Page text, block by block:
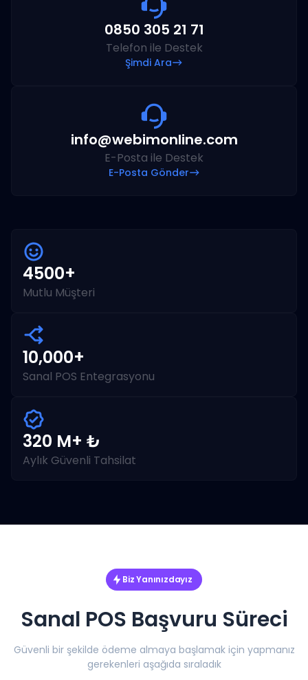
0850 305 21 71
Telefon ile Destek
Şimdi Ara
info@webimonline.com
E-Posta ile Destek
E-Posta Gönder
4500+
Mutlu Müşteri
10,000+
Sanal POS Entegrasyonu
320 M+ ₺
Aylık Güvenli Tahsilat
Biz Yanınızdayız
Sanal POS Başvuru Süreci
Güvenli bir şekilde ödeme almaya başlamak için yapmanız
gerekenleri aşağıda sıraladık